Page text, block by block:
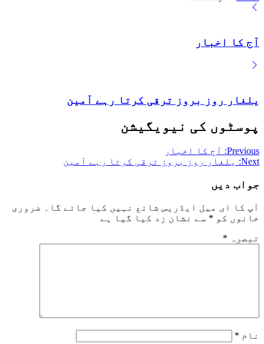
آج کا اخبار
یلغار روز بروز ترقی کرتا رہے آمین
پوسٹوں کی نیویگیشن
Previous:
آج کا اخبار
Next:
یلغار روز بروز ترقی کرتا رہے آمین
جواب دیں
آپ کا ای میل ایڈریس شائع نہیں کیا جائے گا۔
ضروری
خانوں کو * سے نشان زد کیا گیا ہے
تبصرہ *
نام *